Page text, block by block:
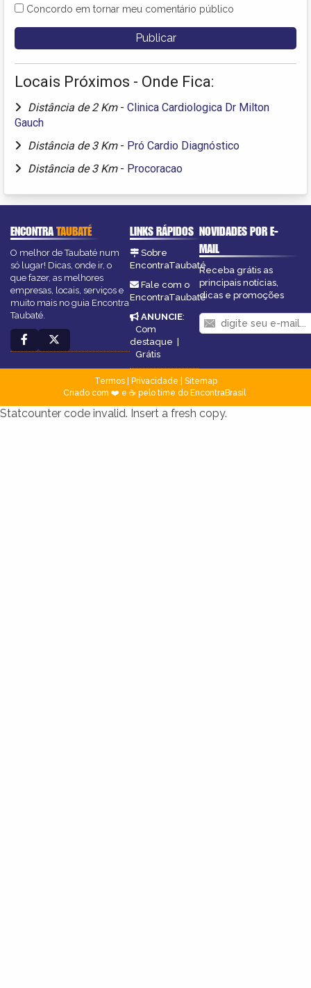
Concordo em tornar meu comentário público
Locais Próximos - Onde Fica:
Distância de 2 Km - Clinica Cardiologica Dr Milton
Gauch
Distância de 3 Km - Pró Cardio Diagnóstico
Distância de 3 Km - Procoracao
ENCONTRATAUBATÉ
O melhor de Taubaté num
só lugar! Dicas, onde ir, o
que fazer, as melhores
empresas, locais, serviços e
muito mais no guia Encontra
Taubaté.
LINKS RÁPIDOS
Sobre
EncontraTaubaté
Fale com o
EncontraTaubaté
ANUNCIE:
Com
destaque
Grátis
NOVIDADES POR E-
MAIL
Receba grátis as
principais notícias,
dicas e promoções
Termos| Privacidade
Sitemap
Criado com ❤️ e ☕ pelo time do EncontraBrasil
Statcounter code invalid. Insert a fresh copy.